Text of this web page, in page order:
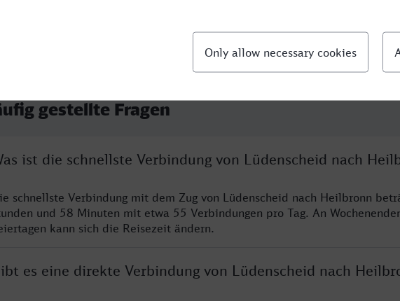
04 05:38
gestellte Fragen
ist die schnellste Verbindung von Lüdenscheid nach
schnellste Verbindung mit dem Zug von Lüdenscheid nach Heilbronn
und 58 Minuten mit etwa 55 Verbindungen pro Tag. An
kann sich die Reisezeit ändern.
es eine direkte Verbindung von Lüdenscheid nach